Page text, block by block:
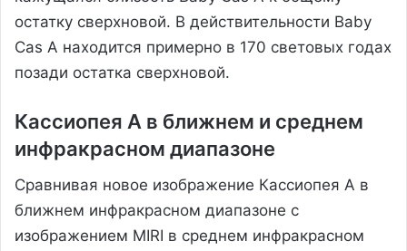
остатку сверхновой. В действительности Baby
Cas A находится примерно в 170 световых годах
позади остатка сверхновой.
Кассиопея А в ближнем и среднем
инфракрасном диапазоне
Сравнивая новое изображение Кассиопея А в
ближнем инфракрасном диапазоне с
изображением MIRI в среднем инфракрасном